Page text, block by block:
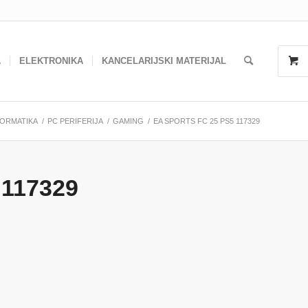
ELEKTRONIKA KANCELARIJSKI MATERIJAL
/ PC PERIFERIJA / GAMING / EA SPORTS FC 25 PS5 117329